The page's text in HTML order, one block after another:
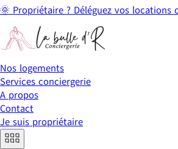
🌞 Propriétaire ? Déléguez vos locations
Nos logements
Services conciergerie
A propos
Contact
Je suis propriétaire